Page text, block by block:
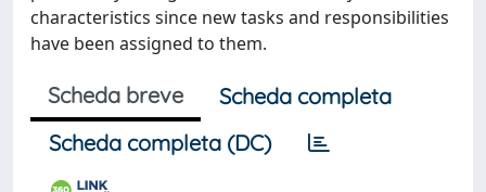
characteristics since new tasks and responsibilities
have been assigned to them.
Scheda breve
Scheda completa
Scheda completa (DC)